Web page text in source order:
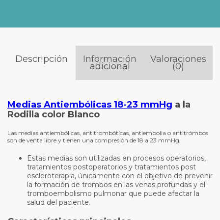
Descripción Información
adicional
Valoraciones
(0)
Medias Antiembólicas 18-23 mmHg a la
Rodilla color Blanco
Las medias antiembólicas, antitrombóticas, antiembolia o antitrómbos
son de venta libre y tienen una compresión de 18 a 23 mmHg.
Estas medias son utilizadas en procesos operatorios,
tratamientos postoperatorios y tratamientos post
escleroterapia, únicamente con el objetivo de prevenir
la formación de trombos en las venas profundas y el
tromboembolismo pulmonar que puede afectar la
salud del paciente.